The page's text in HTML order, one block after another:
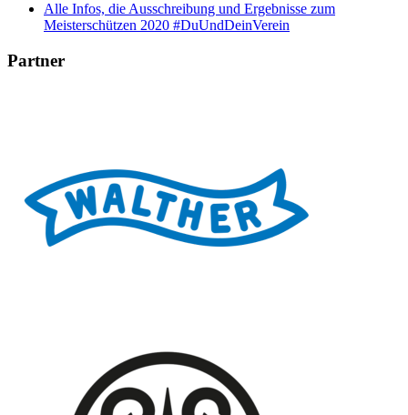
Alle Infos, die Ausschreibung und Ergebnisse zum
Meisterschützen 2020 #DuUndDeinVerein
Partner